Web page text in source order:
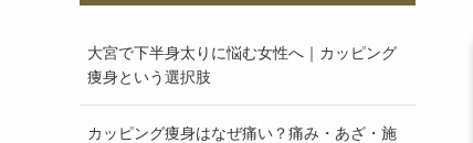
大宮で下半身太りに悩む女性へ｜カッピング
痩身という選択肢
カッピング痩身はなぜ痛い？痛み・あざ・施